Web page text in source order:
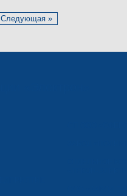
Следующая »